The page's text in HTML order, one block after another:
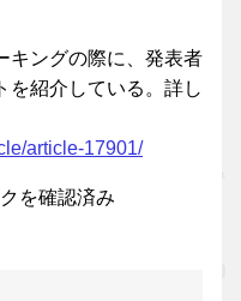
キングの際に、発表者
を紹介している。詳し
article-17901/
を確認済み